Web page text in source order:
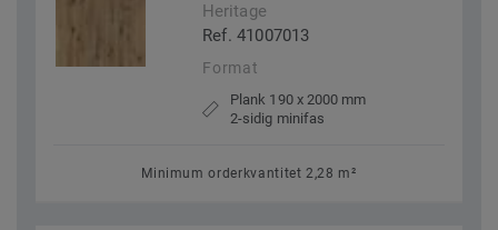
Heritage
Ref. 41007013
Format
Plank 190 x 2000 mm
2-sidig minifas
Minimum orderkvantitet 2,28 m²